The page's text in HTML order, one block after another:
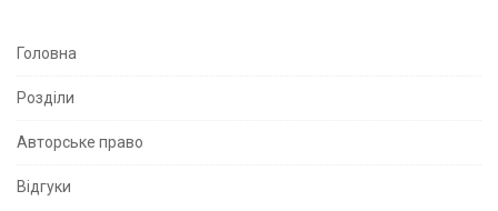
S
e
S
Головна
Розділи
Авторське право
Відгуки